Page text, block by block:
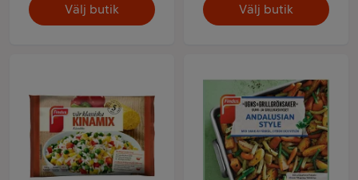
Välj butik Välj butik